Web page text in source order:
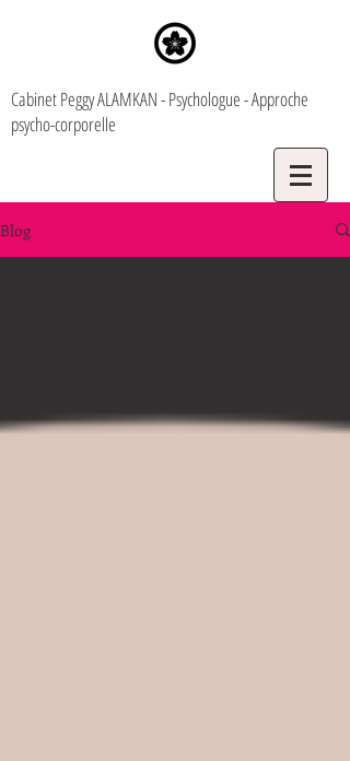
Cabinet Peggy ALAMKAN - Psychologue - Approche
psycho-corporelle
Blog